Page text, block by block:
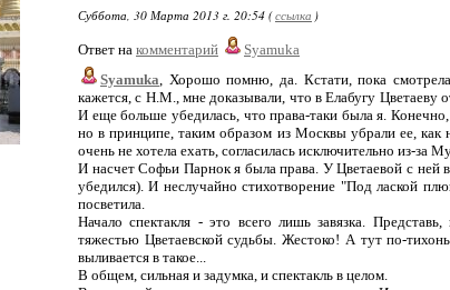
Суббота, 30 Марта 2013 г. 20:54 (ссылка )
Ответ на комментарий
Syamuka
Syamuka, Хорошо помню, да. Кстати, пока смотрела
кажется, с Н.М., мне доказывали, что в Елабугу Цветаеву
И еще больше убедилась, что права-таки была я.
но в принципе, таким образом из Москвы убрали ее, как
очень не хотела ехать, согласилась исключительно из-за
И насчет Софьи Парнок я была права. У Цветаевой с ней
убедился). И неслучайно стихотворение "Под лаской
посветила.
Начало спектакля - это всего лишь завязка.
тяжестью Цветаевской судьбы. Жестоко! А тут по-
выливается в такое...
В общем, сильная и задумка, и спектакль в целом.